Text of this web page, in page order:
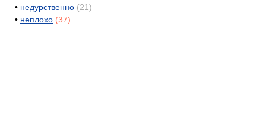
• недурственно (21)
• неплохо (37)